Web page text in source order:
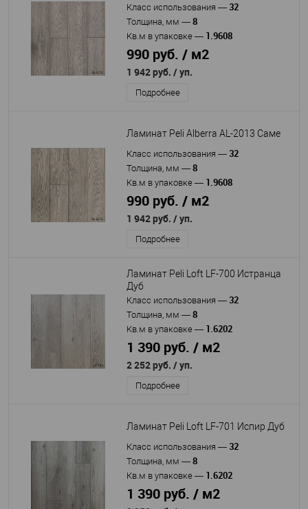
Класс использования — 32
Толщина, мм — 8
Кв.м в упаковке — 1.9608
990 руб. / м2
1 942 руб. / уп.
Подробнее
Ламинат Peli Alberra AL-2013 Саме
Класс использования — 32
Толщина, мм — 8
Кв.м в упаковке — 1.9608
990 руб. / м2
1 942 руб. / уп.
Подробнее
Ламинат Peli Loft LF-700 Истранца
Дуб
Класс использования — 32
Толщина, мм — 8
Кв.м в упаковке — 1.6202
1 390 руб. / м2
2 252 руб. / уп.
Подробнее
Ламинат Peli Loft LF-701 Испир Дуб
Класс использования — 32
Толщина, мм — 8
Кв.м в упаковке — 1.6202
1 390 руб. / м2